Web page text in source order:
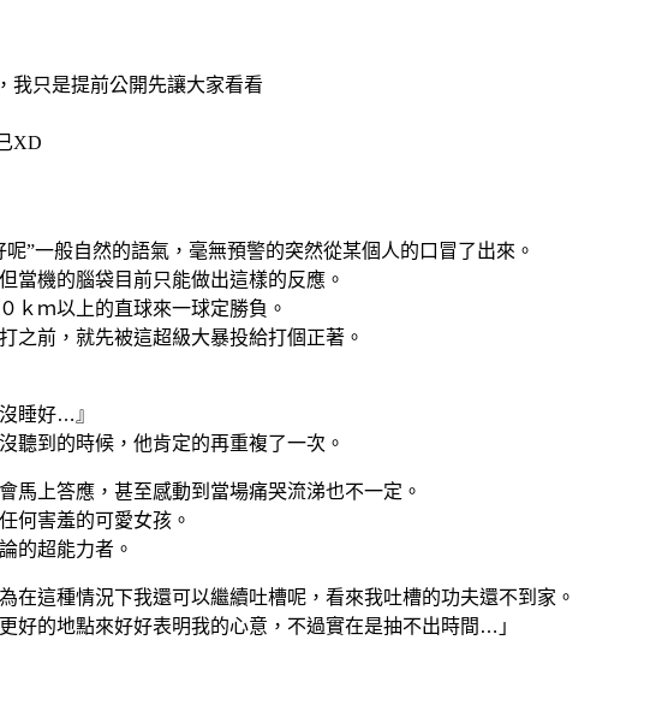
我只是提前公開先讓大家看看
XD
”一般自然的語氣，毫無預警的突然從某個人的口冒了出來。
機的腦袋目前只能做出這樣的反應。
ｋｍ以上的直球來一球定勝負。
之前，就先被這超級大暴投給打個正著。
睡好…』
聽到的時候，他肯定的再重複了一次。
馬上答應，甚至感動到當場痛哭流涕也不一定。
何害羞的可愛女孩。
的超能力者。
在這種情況下我還可以繼續吐槽呢，看來我吐槽的功夫還不到家。
好的地點來好好表明我的心意，不過實在是抽不出時間…」